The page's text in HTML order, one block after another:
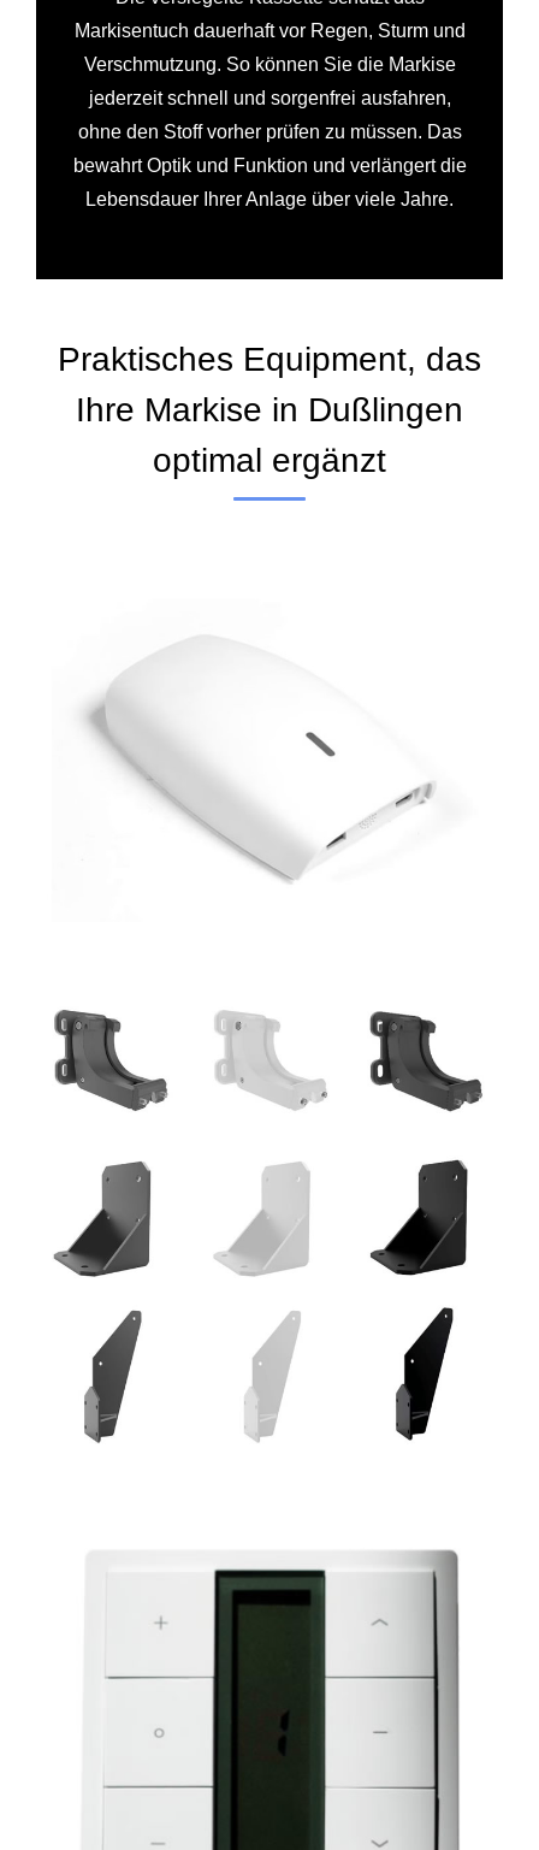
Markisentuch dauerhaft vor Regen, Sturm und
Verschmutzung. So können Sie die Markise
jederzeit schnell und sorgenfrei ausfahren,
ohne den Stoff vorher prüfen zu müssen. Das
bewahrt Optik und Funktion und verlängert die
Lebensdauer Ihrer Anlage über viele Jahre.
Praktisches Equipment, das
Ihre Markise in Dußlingen
optimal ergänzt